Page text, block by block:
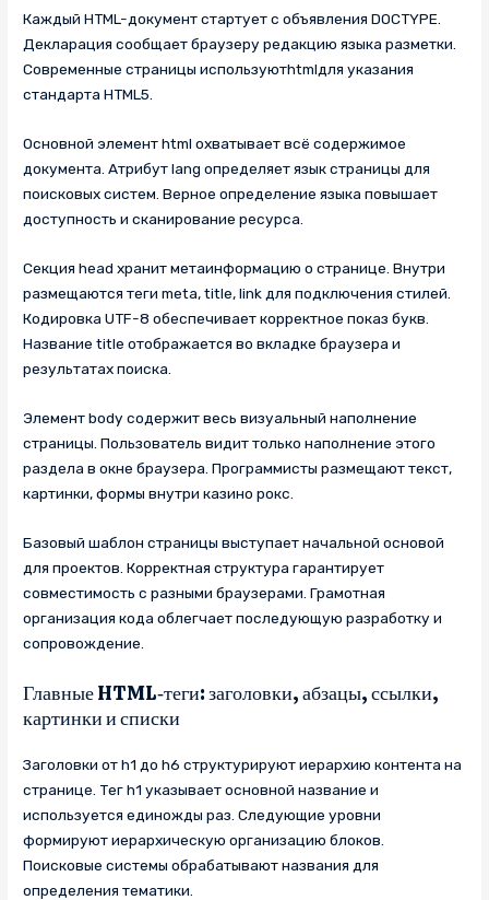
Каждый HTML-документ стартует с объявления DOCTYPE.
Декларация сообщает браузеру редакцию языка разметки.
Современные страницы используютhtmlдля указания
стандарта HTML5.
Основной элемент html охватывает всё содержимое
документа. Атрибут lang определяет язык страницы для
поисковых систем. Верное определение языка повышает
доступность и сканирование ресурса.
Секция head хранит метаинформацию о странице. Внутри
размещаются теги meta, title, link для подключения стилей.
Кодировка UTF-8 обеспечивает корректное показ букв.
Название title отображается во вкладке браузера и
результатах поиска.
Элемент body содержит весь визуальный наполнение
страницы. Пользователь видит только наполнение этого
раздела в окне браузера. Программисты размещают текст,
картинки, формы внутри казино рокс.
Базовый шаблон страницы выступает начальной основой
для проектов. Корректная структура гарантирует
совместимость с разными браузерами. Грамотная
организация кода облегчает последующую разработку и
сопровождение.
Главные HTML‑теги: заголовки, абзацы, ссылки,
картинки и списки
Заголовки от h1 до h6 структурируют иерархию контента на
странице. Тег h1 указывает основной название и
используется единожды раз. Следующие уровни
формируют иерархическую организацию блоков.
Поисковые системы обрабатывают названия для
определения тематики.